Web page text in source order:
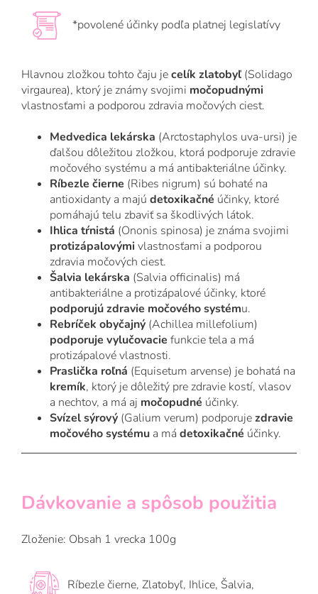
*povolené účinky podľa platnej legislatívy
Hlavnou zložkou tohto čaju jecelík zlatobyľ (Solidago
virgaurea), ktorý je známy svojimi močopudnými
vlastnosťami a podporou zdravia močových ciest.
Medvedica lekárska (Arctostaphylos uva-ursi) je
ďalšou dôležitou zložkou, ktorá podporuje zdravie
močového systému a má antibakteriálne účinky.
Ríbezle čierne (Ribes nigrum) sú bohaté na
antioxidanty a majú detoxikačné účinky, ktoré
pomáhajú telu zbaviť sa škodlivých látok.
Ihlica tŕnistá (Ononis spinosa) je známa svojimi
protizápalovýmivlastnosťami a podporou
zdravia močových ciest.
Šalvia lekárska (Salvia officinalis) má
antibakteriálne a protizápalové účinky, ktoré
podporujú zdravie močového systému.
Rebríček obyčajný (Achillea millefolium)
podporuje vylučovacie funkcie tela a má
protizápalové vlastnosti.
Praslička roľná (Equisetum arvense) je bohatá na
kremík, ktorý je dôležitý pre zdravie kostí, vlasov
a nechtov, a má aj močopudné účinky.
Svízel sýrový (Galium verum) podporujezdravie
močového systému a má detoxikačné účinky.
Dávkovanie a spôsob použitia
Zloženie: Obsah 1 vrecka 100g
Ríbezle čierne, Zlatobyľ, Ihlice, Šalvia,